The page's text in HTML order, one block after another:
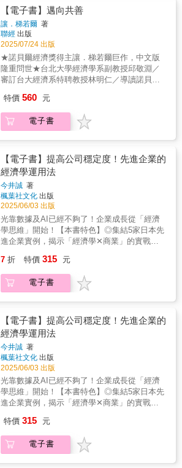
讀來愉悅且易懂，更盛讚：「這是一本我自己
也想要寫的書！」 無論是學生、職場新鮮
人，還是對新聞中的經濟術語感到困惑的日常
觀察者，這本書都將成為你理解世界的最佳起
點。因為懂經濟，不只是懂錢，更是懂得看清
選擇、誘因與背後的邏輯。《把經濟學剝光
光》讓你發現：這個世界並不複雜，只是你少
了一把能打開它的鑰匙。現在起，你就能用與
經濟學家一樣的眼光，從生活小事中搞懂世界
運作邏輯。「惠倫如果碰到黃金，可以為它賦
予生命。」──柏頓．墨基爾（Burton G.
Malkiel），《漫步華爾街》、《投資的奧義》
作者「我向所有想要輕鬆愉快地理解基本經濟
Becker），1992年諾貝爾經濟學獎得主
「經濟分析必須根據理論，本書作者能夠運用
獨特的洞察力剝開實際問題的層層遮掩，讓現
象背後的原因得以顯露。」——劉瑞華，清華
大學經濟學系榮譽教授瓦 基 「閱讀前哨
站」站長朱楚文 財經主播主持人陳旭昇 台
灣大學經濟系特聘教授兼系主任廖啟宏 加州
州政府研究首席，主持人劉瑞華 清華大學經
排序）
那麼政治人物便難以推動正確的政策。因為政
治人物跟一般人一樣，會根據得到的刺激做出
反應，而選舉就是他們的刺激。」當市場邏輯
滲透一切，政府監管卻步步受限，個人與群
體、效率與公平之間的矛盾愈發尖銳。面對氣
候變遷、財富集中、數位平台壟斷等當代難
題，我們需要怎樣的制度來重新分配風險與責
學與賽局理論為基礎，深入探討自由市場的極
限與公共干預的必要，並提出在自由與監管之
間求取平衡的新思路。這不僅是一本關於經濟
學的書，更是一堂如何重建公共利益、設計永
從買咖啡、吃漢堡、租房子，到放育嬰假或出
門投票，背後其實都是「誘因」與「代價」在
引導你的思維。本書沒有公式、沒有圖表，讓
你從幽默中學會從經濟去思考。 「我一口
氣讀完了《把經濟學剝光光》，終於有位經濟
學家講的是我聽得懂的語言！」——黛博拉．
柯派肯．科根（Deborah Copaken Kogan），
《快門女孩：愛與戰爭的冒險》（Shutterbabe:
Adventures in Love and War）作者 「清
《芝加哥論壇報》（Chicago Tribune）「只需
幾堂簡單的課程……惠倫就能教會最沒有經濟
學基礎的讀者，也能像經濟學家一樣思考。」
有一本不會讓你昏昏欲睡的經濟學書。事實
上，這本暢銷書可能會讓你一口氣讀完。在當
今這個經濟局勢嚴峻的時代，這本深受學生與
一般讀者喜愛的經典，不只是一本好書，更是
一項值得的投資，其報酬率更是令人欣慰地穩
定。查爾斯．惠倫為普羅大眾撰寫的《把經濟
學剝光光》，行文幽默輕鬆，卻能破解經濟術
語、揭穿常見數據背後的真相，並解答你那些
要的工具，讓人能懷抱信心與興趣，輕鬆踏入
這門其實並不「黯淡」的學問。最新修訂版加
入了多項熱門議題的評論，包括近年來的世界
華爾街》作者墨基爾親自撰文力薦，寫到本書
讀來愉悅且易懂，更盛讚：「這是一本我自己
也想要寫的書！」 無論是學生、職場新鮮
人，還是對新聞中的經濟術語感到困惑的日常
觀察者，這本書都將成為你理解世界的最佳起
點。因為懂經濟，不只是懂錢，更是懂得看清
選擇、誘因與背後的邏輯。《把經濟學剝光
光》讓你發現：這個世界並不複雜，只是你少
了一把能打開它的鑰匙。現在起，你就能用與
經濟學家一樣的眼光，從生活小事中搞懂世界
予生命。」──柏頓．墨基爾（Burton G.
Malkiel），《漫步華爾街》、《投資的奧義》
作者「我向所有想要輕鬆愉快地理解基本經濟
【電子書】邁向共善
讓．梯若爾 著
聯經 出版
2025/07/24 出版
★諾貝爾經濟獎得主讓．梯若爾巨作，中文版
隆重問世★台北大學經濟學系副教授邱敬淵／
審訂台大經濟系特聘教授林明仁／導讀諾貝爾
靈，個體利益與群眾集體福祉難以調和的時
代，深思謹言：我們為什麼應該讀經濟學？自
2008年金融危機爆發後，經濟學家受到信賴的
連結到國家政策上。所得分配不均、資源不平
等種種問題，如今在每個國家都愈演愈烈。人
們在憤怒和沮喪的時候，更容易放棄當前的政
府，也不再採信專家的言論。他們轉而尋求天
翻地覆的改變，而這正是杜撰童話故事與錯誤
政策民粹主義者所能提供的。於是，人們試圖
緊抓住可以帶來希望的東西。諾貝爾經濟學獎
得主讓．梯若爾認為，政府端不出真正有長久
正面影響的經濟政策，正是因為人們不理解經
濟學。他認為：「有這樣的經濟政策，都是我
解，使得政治人物要做出好的政策抉擇，變成
一件需要莫大政治勇氣的事。」他又說：「與
專家和政府溝通很有用，但如果大眾因為先前
那麼政治人物便難以推動正確的政策。因為政
治人物跟一般人一樣，會根據得到的刺激做出
反應，而選舉就是他們的刺激。」當市場邏輯
滲透一切，政府監管卻步步受限，個人與群
體、效率與公平之間的矛盾愈發尖銳。面對氣
候變遷、財富集中、數位平台壟斷等當代難
題，我們需要怎樣的制度來重新分配風險與責
任？梯若爾在本書中，以制度設計、行為經濟
限與公共干預的必要，並提出在自由與監管之
間求取平衡的新思路。這不僅是一本關於經濟
學的書，更是一堂如何重建公共利益、設計永
續社會的公開課。
特價 560 元
電子書
【電子書】提高公司穩定度！先進企業的
經濟學運用法
今井誠 著
楓葉社文化 出版
2025/06/03 出版
光靠數據及AI已經不夠了！企業成長從「經濟
學思維」開始！【本書特色】◎集結5家日本先
進企業實例，揭示「經濟學✕商業」的實戰應
經濟學如何成為事業成長的推進器！◎無須具
備經濟背景，章節獨立、架構清晰，適合所有
對商業進化有興趣的讀者！在環境快速變動的
學──正是提升企業確定性、重現性與普遍性的
關鍵知識！然而，對多數企業與商務人士而
言，「經濟學」常常停留在理論階段，難以實
踐⋯⋯《提高公司穩定度！先進企業的經濟學
運用法》搭起了「研究」與「現場」之間的橋
樑，揭示如何用經濟學思維解決商業難題、建
立事業的穩定性！收錄5家企業活用經濟學的具
體作法與成效，從行銷優化、用戶體驗到營運
改善、價格設計，將理論與實務連接，創造獨
特競爭力！．CyberAgent：利用經濟學改善公
AppBrew（LIPS）：有經濟學背書的「可信
度」和「使用者滿意度」。．Sansan：從業務
改善到開發公司產品的廣泛活用法。．Due
7 折 特價 315 元
電子書
【電子書】提高公司穩定度！先進企業的
經濟學運用法
今井誠 著
楓葉社文化 出版
2025/06/03 出版
光靠數據及AI已經不夠了！企業成長從「經濟
學思維」開始！【本書特色】◎集結5家日本先
進企業實例，揭示「經濟學✕商業」的實戰應
經濟學如何成為事業成長的推進器！◎無須具
備經濟背景，章節獨立、架構清晰，適合所有
對商業進化有興趣的讀者！在環境快速變動的
特價 315 元
電子書